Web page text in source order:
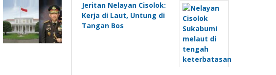
Jeritan Nelayan Cisolok:
Kerja di Laut, Untung di
Tangan Bos